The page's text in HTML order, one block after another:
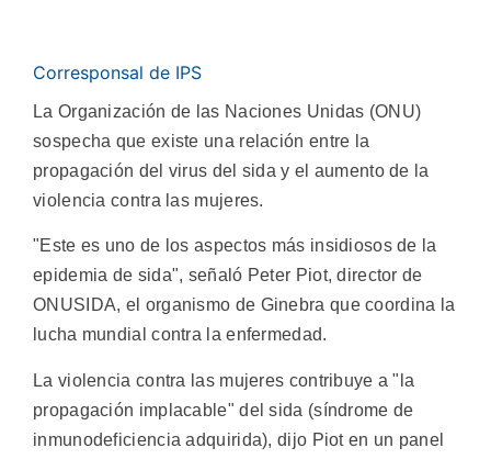
Corresponsal de IPS
La Organización de las Naciones Unidas (ONU)
sospecha que existe una relación entre la
propagación del virus del sida y el aumento de la
violencia contra las mujeres.
"Este es uno de los aspectos más insidiosos de la
epidemia de sida", señaló Peter Piot, director de
ONUSIDA, el organismo de Ginebra que coordina la
lucha mundial contra la enfermedad.
La violencia contra las mujeres contribuye a "la
propagación implacable" del sida (síndrome de
inmunodeficiencia adquirida), dijo Piot en un panel